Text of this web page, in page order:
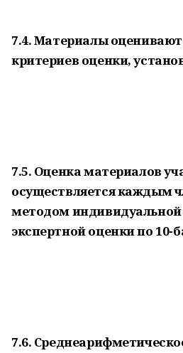
7.4. Материалы
критериев оценки,
7.5. Оценка материалов
осуществляется каждым
методом
экспертной оценки по 10-
7.6.